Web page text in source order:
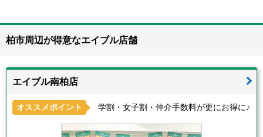
柏市周辺が得意なエイブル店舗
エイブル南柏店
オススメポイント 学割・女子割・仲介手数料が更にお得に♪